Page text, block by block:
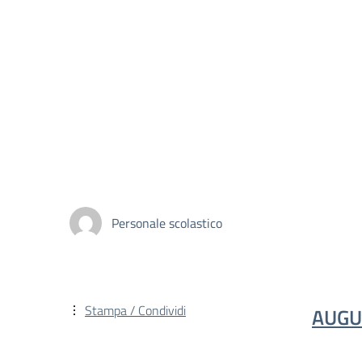
Personale scolastico
Stampa / Condividi